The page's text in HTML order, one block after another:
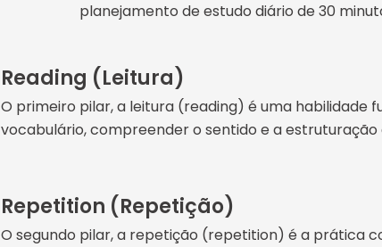
planejamento de estudo diário de 30
Reading (Leitura)
O primeiro pilar, a leitura (reading) é uma habilidade
vocabulário, compreender o sentido e a estruturação
Repetition (Repetição)
O segundo pilar, a repetição (repetition) é a prática